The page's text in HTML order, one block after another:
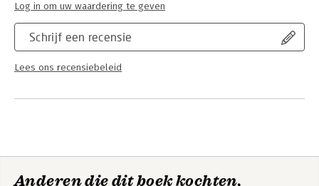
Schrijf een recensie
Lees ons recensiebeleid
Log in om uw waardering te geven
Anderen die dit boek kochten,